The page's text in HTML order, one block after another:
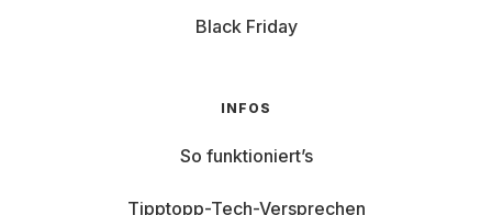
Black Friday
INFOS
So funktioniert’s
Tipptopp-Tech-Versprechen